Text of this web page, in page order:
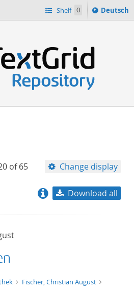
Shelf 0
Sprache
ï¿½ndern
Deutsch
of65 Change display
Download all
Fischer, Christian August